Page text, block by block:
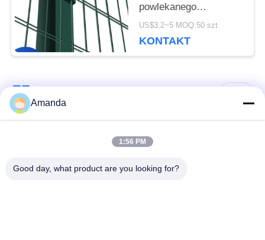
powlekanego
proszkowo, ogrodzenie
ocynkowane 8/6/8
US$3.2~5 MOQ:50 szt
KONTAKT
Wszystko
Metalowe opakowanie
Amanda
1:56 PM
Good day, what product are you looking for?